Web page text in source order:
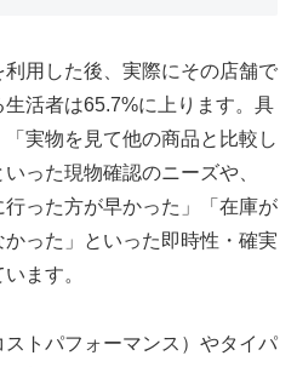
利用した後、実際にその店舗で
活者は65.7%に上ります。具
実物を見て他の商品と比較し
った現物確認のニーズや、
行った方が早かった」「在庫が
った」といった即時性・確実
ます。
トパフォーマンス）やタイパ